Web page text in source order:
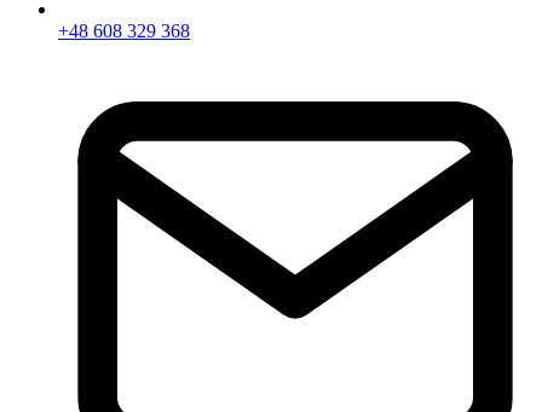
+48 608 329 368